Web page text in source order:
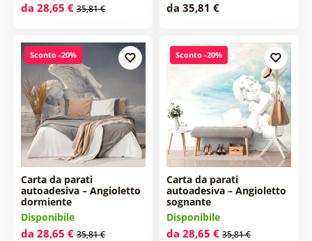
da 28,65 € 35,81 € da 35,81 €
Sconto -20%
Carta da parati
autoadesiva – Angioletto
dormiente
Disponibile
da 28,65 € 35,81 €
Sconto -20%
Carta da parati
autoadesiva – Angioletto
sognante
Disponibile
da 28,65 € 35,81 €